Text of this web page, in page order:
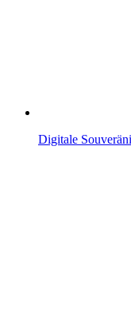
Digitale